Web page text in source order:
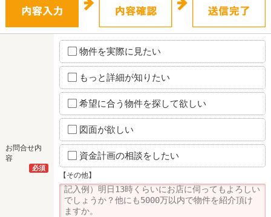
お問合せ内
容
必須
物件を実際に見たい
もっと詳細が知りたい
希望に合う物件を探して欲しい
図面が欲しい
資金計画の相談をしたい
【その他】